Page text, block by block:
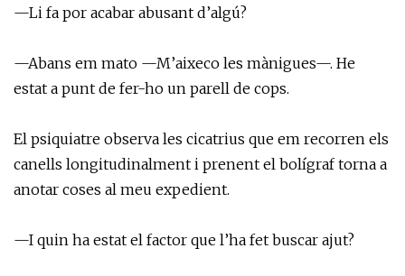
—Li fa por acabar abusant d’algú?
—Abans em mato —M’aixeco les mànigues—. He
estat a punt de fer-ho un parell de cops.
El psiquiatre observa les cicatrius que em recorren els
canells longitudinalment i prenent el bolígraf torna a
anotar coses al meu expedient.
—I quin ha estat el factor que l’ha fet buscar ajut?